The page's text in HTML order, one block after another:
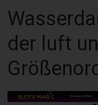
der luft